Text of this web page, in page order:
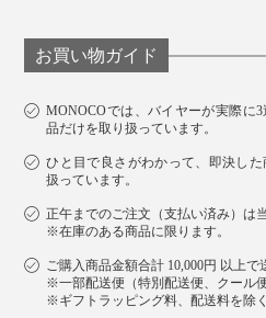
お買い物ガイド
MONOCOでは、バイヤーが実際に
品だけを取り扱っています。
ひと目で良さがわかって、即決した
扱っています。
正午までのご注文（支払い済み）は
※在庫のある商品に限ります。
ご購入商品金額合計 10,000円 以上で
※一部配送便（特別配送便、クール
※ギフトラッピング料、配送料を除